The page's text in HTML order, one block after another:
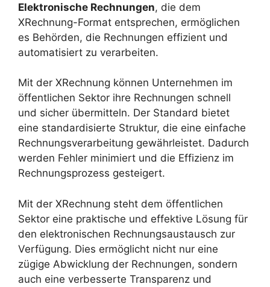
Elektronische Rechnungen, die dem
XRechnung-Format entsprechen, ermöglichen
es Behörden, die Rechnungen effizient und
automatisiert zu verarbeiten.
Mit der XRechnung können Unternehmen im
öffentlichen Sektor ihre Rechnungen schnell
und sicher übermitteln. Der Standard bietet
eine standardisierte Struktur, die eine einfache
Rechnungsverarbeitung gewährleistet. Dadurch
werden Fehler minimiert und die Effizienz im
Rechnungsprozess gesteigert.
Mit der XRechnung steht dem öffentlichen
Sektor eine praktische und effektive Lösung für
den elektronischen Rechnungsaustausch zur
Verfügung. Dies ermöglicht nicht nur eine
zügige Abwicklung der Rechnungen, sondern
auch eine verbesserte Transparenz und